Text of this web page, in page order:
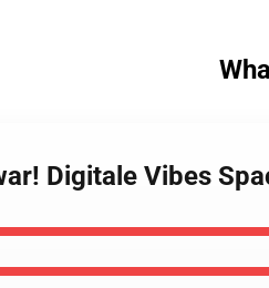
Digitale Vibes